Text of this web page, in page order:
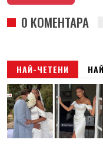
0 КОМЕНТАРА
НАЙ-ЧЕТЕНИ